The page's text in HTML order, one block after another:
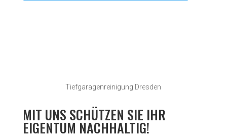
Tiefgaragenreinigung Dresden
MIT UNS SCHÜTZEN SIE IHR
EIGENTUM NACHHALTIG!